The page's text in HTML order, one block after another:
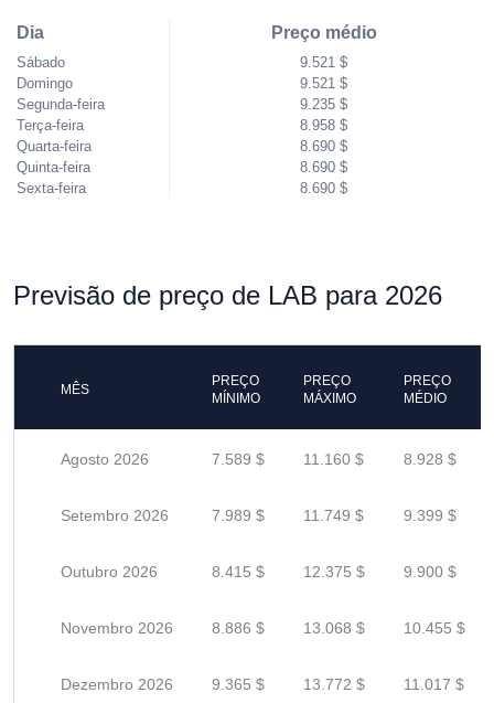
Dia
Sábado
Domingo
Segunda-feira
Terça-feira
Quarta-feira
Quinta-feira
Sexta-feira
Preço médio
9.521 $
9.521 $
9.235 $
8.958 $
8.690 $
8.690 $
8.690 $
Previsão de preço de LAB para 2026
MÊS
PREÇO
MÍNIMO
PREÇO
MÁXIMO
PREÇO
MÉDIO
Agosto 2026 7.589 $ 11.160 $ 8.928 $
Setembro 2026 7.989 $ 11.749 $ 9.399 $
Outubro 2026 8.415 $ 12.375 $ 9.900 $
Novembro 2026 8.886 $ 13.068 $ 10.455 $
Dezembro 2026 9.365 $ 13.772 $ 11.017 $